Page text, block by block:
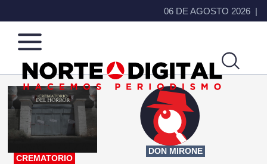
06 DE AGOSTO 2026
Norte
de
Ciudad
Más
que
noticias,
hacemos periodismo
CREMATORIO
DON MIRONE